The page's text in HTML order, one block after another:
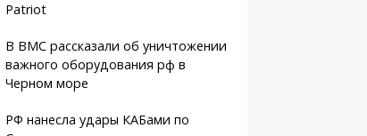
Patriot
В ВМС рассказали об уничтожении
важного оборудования рф в
Черном море
РФ нанесла удары КАБами по